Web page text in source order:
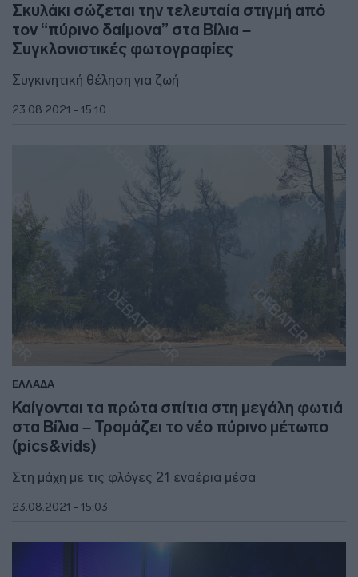
Σκυλάκι σώζεται την τελευταία στιγμή από
τον “πύρινο δαίμονα” στα Βίλια –
Συγκλονιστικές φωτογραφίες
Συγκινητική θέληση για ζωή
23.08.2021 - 15:10
ΕΛΛΑΔΑ
Καίγονται τα πρώτα σπίτια στη μεγάλη φωτιά
στα Βίλια – Τρομάζει το νέο πύρινο μέτωπο
(pics&vids)
Στη μάχη με τις φλόγες 21 εναέρια μέσα
23.08.2021 - 15:03